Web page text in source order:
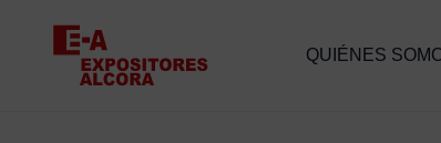
QUIÉNES